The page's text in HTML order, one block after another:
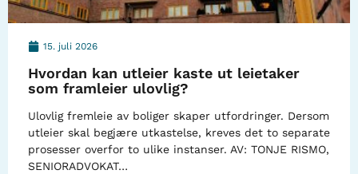
15. juli 2026
Hvordan kan utleier kaste ut leietaker
som framleier ulovlig?
Ulovlig fremleie av boliger skaper utfordringer. Dersom
utleier skal begjære utkastelse, kreves det to separate
prosesser overfor to ulike instanser. AV: TONJE RISMO,
SENIORADVOKAT…